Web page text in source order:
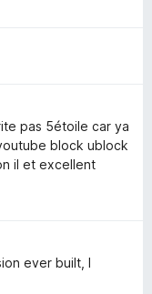
pas 5étoile car ya
block ublock
il et excellent
ever built, I